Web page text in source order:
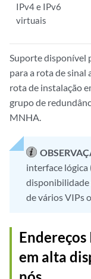
IPv4 e IPv6
virtuais
Suporte disponível
para a rota de sinal
rota de instalação
grupo de
MNHA.
interface lógica
disponibilidade
de vários VIPs
em alta